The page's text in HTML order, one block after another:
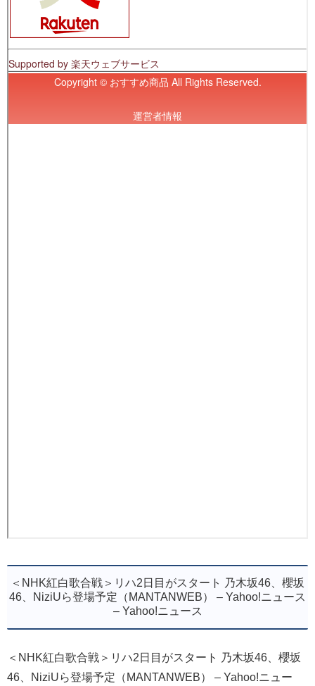
＜NHK紅白歌合戦＞リハ2日目がスタート 乃木坂46、櫻坂
46、NiziUら登場予定（MANTANWEB） – Yahoo!ニュース
– Yahoo!ニュース
＜NHK紅白歌合戦＞リハ2日目がスタート 乃木坂46、櫻坂
46、NiziUら登場予定（MANTANWEB） – Yahoo!ニュー